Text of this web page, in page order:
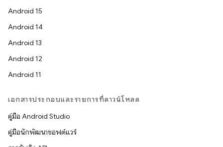
Android 15
Android 14
Android 13
Android 12
Android 11
เอกสารประกอบและรายการที่ดาวน์โหลด
คู่มือ Android Studio
คู่มือนักพัฒนาซอฟต์แวร์